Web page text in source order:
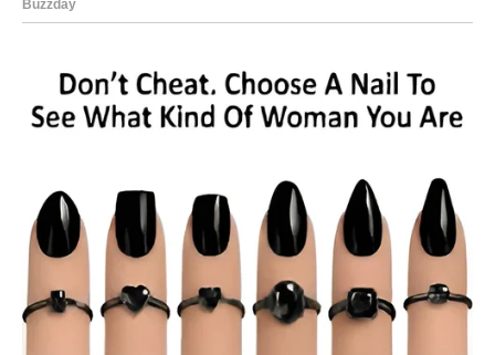
može sadržavati čak više šećera. Mnoge reklame ističu
prerađeno i prisutno u minimalnim količinama. Kada se
dodaju razni prelivi i ukrasi, smrznuti jogurt lako može
preći granicu zdrave poslastice. Mnogi potrošači misle da
suočavaju sa povećanim unosom šećera i praznih
kalorija.
Umesto toga, pokušajte se odlučiti za prirodne
jogurte bez dodataka ili domaći smrznuti jogurt, gde
možete kontrolisati sastojke.
Nemasni prelivi: Zavaravanje za dijetu